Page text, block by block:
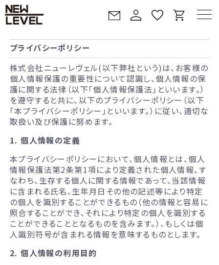
プライバシーポリシー
株式会社ニューレヴェル(以下弊社という)は、お客様の
個人情報保護の重要性について認識し、個人情報の保
護に関する法律（以下「個人情報保護法」といいます。）
を遵守すると共に、以下のプライバシーポリシー（以下
「本プライバシーポリシー」といいます。）に従い、適切な
取扱い及び保護に努めます。
1. 個人情報の定義
本プライバシーポリシーにおいて、個人情報とは、個人
情報保護法第2条第1項により定義された個人情報、す
なわち、生存する個人に関する情報であって、当該情報
に含まれる氏名、生年月日その他の記述等により特定
の個人を識別することができるもの（他の情報と容易に
照合することができ、それにより特定の個人を識別する
ことができることとなるものを含みます。）、もしくは個
人識別符号が含まれる情報を意味するものとします。
2. 個人情報の利用目的